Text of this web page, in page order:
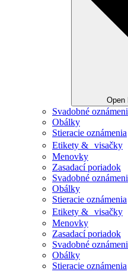
Open
Svadobné
Obálky
Stieracie oznámenia
Etikety & visačky
Menovky
Zasadací poriadok
Svadobné
Obálky
Stieracie oznámenia
Etikety & visačky
Menovky
Zasadací poriadok
Svadobné
Obálky
Stieracie oznámenia